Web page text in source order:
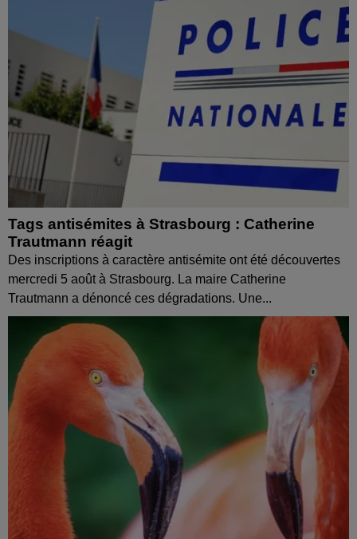
Tags antisémites à Strasbourg : Catherine
Trautmann réagit
Des inscriptions à caractère antisémite ont été découvertes
mercredi 5 août à Strasbourg. La maire Catherine
Trautmann a dénoncé ces dégradations. Une...